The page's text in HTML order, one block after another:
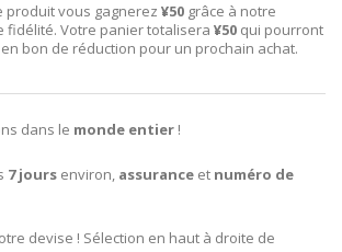
produit vous gagnerez ¥50 grâce à notre
fidélité. Votre panier totalisera ¥50 qui pourront
bon de réduction pour un prochain achat.
dans le monde entier !
7 jours environ, assurance et numéro de
devise ! Sélection en haut à droite de